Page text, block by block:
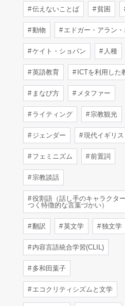
伝えないことば 貧困
動物 エドガー・アラン・
ケイト・ショパン 人種
英語教育 ICTを利用した
まなび方 メタファー
ライティング 宗教観光
ジェンダー 現代イギリス
フェミニズム 前置詞
宗教談話
役割語（話し手のキャラクタ
つく特徴的な言葉づかい）
翻訳 英文学 独文学
内容言語統合学習(CLIL)
多和田葉子
エコクリティシズムと文学